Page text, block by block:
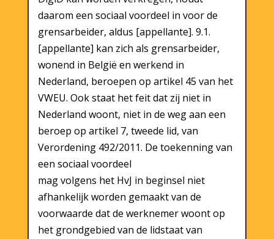
daarom een sociaal voordeel in voor de
grensarbeider, aldus [appellante]. 9.1.
[appellante] kan zich als grensarbeider,
wonend in België en werkend in
Nederland, beroepen op artikel 45 van het
VWEU. Ook staat het feit dat zij niet in
Nederland woont, niet in de weg aan een
beroep op artikel 7, tweede lid, van
Verordening 492/2011. De toekenning van
een sociaal voordeel
mag volgens het HvJ in beginsel niet
afhankelijk worden gemaakt van de
voorwaarde dat de werknemer woont op
het grondgebied van de lidstaat van